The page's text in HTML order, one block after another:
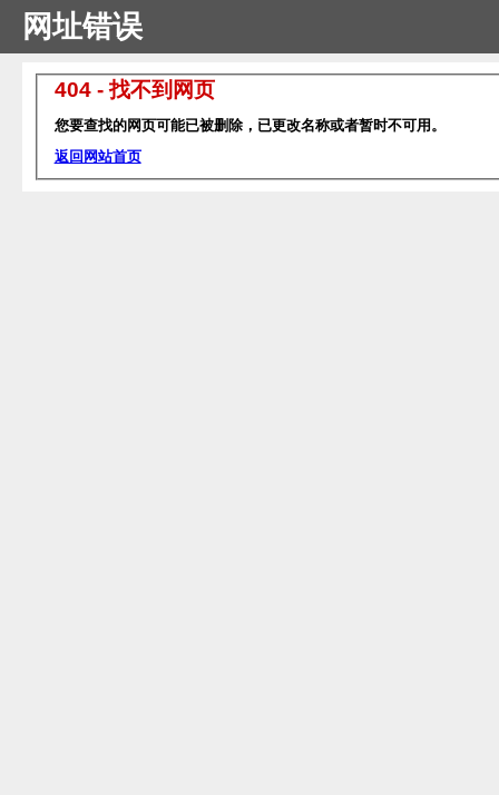
网址错误
404 - 找不到网页
您要查找的网页可能已被删除，已更改名称或者暂时不可用。
返回网站首页